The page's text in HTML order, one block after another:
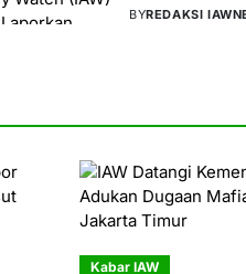
BYREDAKSI
Kabar IAW